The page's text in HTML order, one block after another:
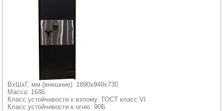
ВхШхГ, мм (внешние): 1890x940x730
Масса: 1646
Класс устойчивости к взлому: ГОСТ класс VI
Класс устойчивости к огню: 90Б